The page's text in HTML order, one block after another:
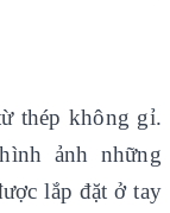
thép không gỉ.
ảnh những
lắp đặt ở tay